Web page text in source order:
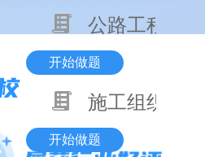
公路工程技术
开始做题
施工组织与
开始做题